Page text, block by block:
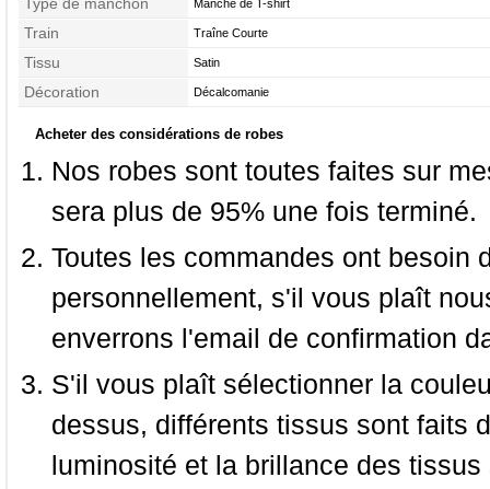
Manche de T-shirt
Train Traîne Courte
Tissu Satin
Décoration Décalcomanie
Acheter des considérations de robes
Nos robes sont toutes faites sur
sera plus de 95% une fois terminé.
Toutes les commandes ont besoin
personnellement, s'il vous plaît
enverrons l'email de confirmation
S'il vous plaît sélectionner la
dessus, différents tissus sont faits
luminosité et la brillance des